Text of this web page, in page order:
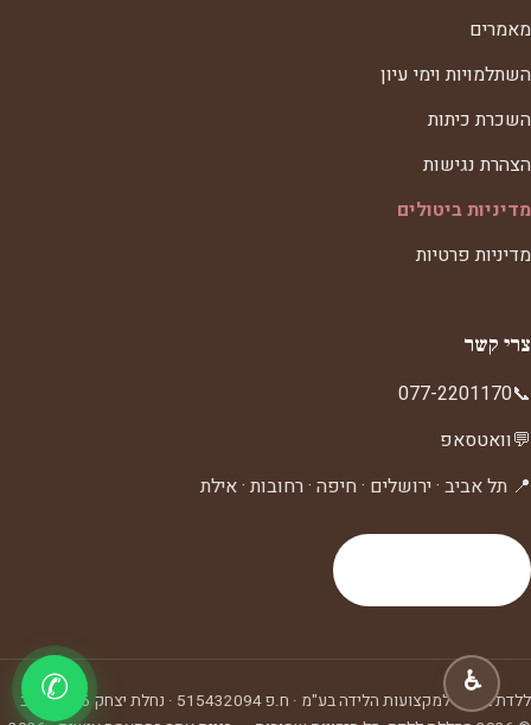
מאמרים
השתלמויות וימי עיון
השכרת כיתות
הצהרת נגישות
מדיניות ביטולים
מדיניות פרטיות
צרי קשר
📞
077-2201170
💬וואטסאפ
📍 תל אביב · ירושלים · חיפה · רחובות · אילת
ללדת ביה"ס למקצועות הלידה בע"מ · ח.פ515432094
· נחלת יצחק 6, תל אביב
✆ ♿